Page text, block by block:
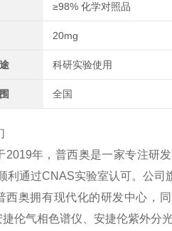
≥98% 化学对照品
20mg
科研实验使用
全国
年，普西奥是一家专注研
利通过CNAS实验室认可。公司
西奥拥有现代化的研发中心，
捷伦气相色谱仪、安捷伦紫外分